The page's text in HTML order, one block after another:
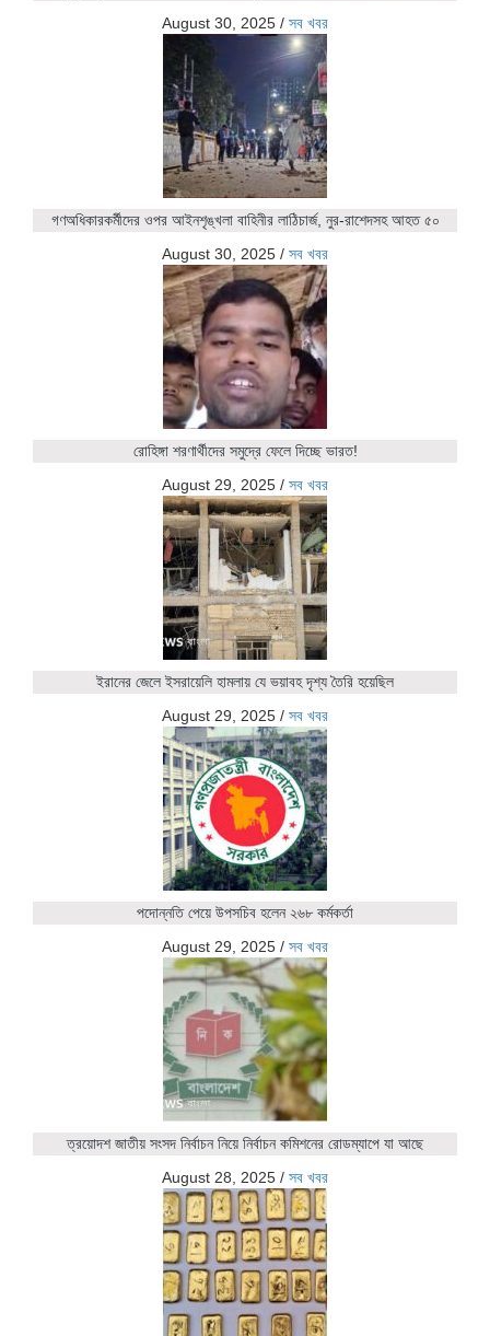
August 30, 2025 / সব খবর
গণঅধিকারকর্মীদের ওপর আইনশৃঙ্খলা বাহিনীর লাঠিচার্জ, নুর-রাশেদসহ আহত ৫০
August 30, 2025 / সব খবর
রোহিঙ্গা শরণার্থীদের সমুদ্রে ফেলে দিচ্ছে ভারত!
August 29, 2025 / সব খবর
ইরানের জেলে ইসরায়েলি হামলায় যে ভয়াবহ দৃশ্য তৈরি হয়েছিল
August 29, 2025 / সব খবর
পদোন্নতি পেয়ে উপসচিব হলেন ২৬৮ কর্মকর্তা
August 29, 2025 / সব খবর
ত্রয়োদশ জাতীয় সংসদ নির্বাচন নিয়ে নির্বাচন কমিশনের রোডম্যাপে যা আছে
August 28, 2025 / সব খবর